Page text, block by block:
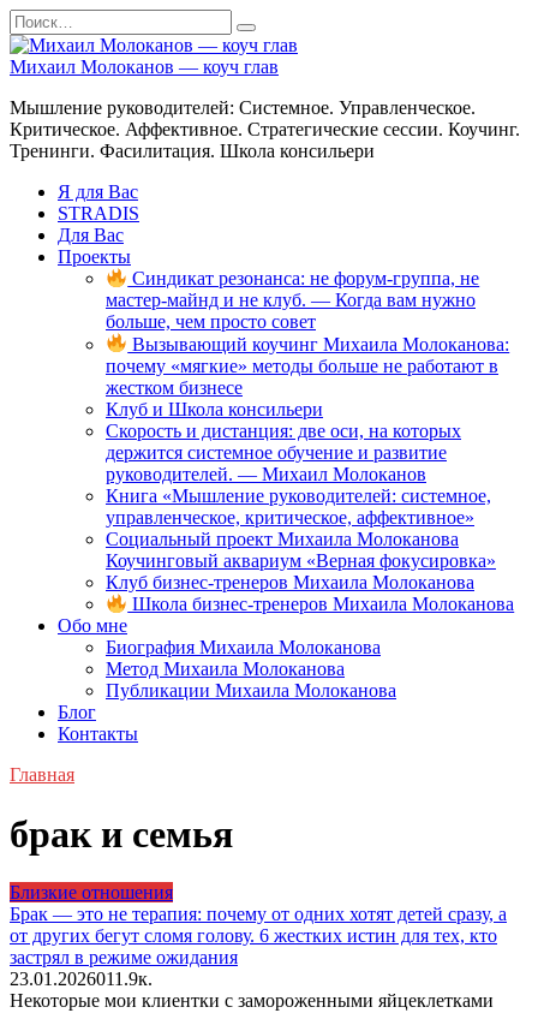
Перейти
к
содержанию
Search
for:
Михаил Молоканов — коуч глав
Мышление руководителей: Системное. Управленческое.
Критическое. Аффективное. Стратегические сессии. Коучинг.
Тренинги. Фасилитация. Школа консильери
Я для Вас
STRADIS
Для Вас
Проекты
Синдикат резонанса: не форум-группа, не
мастер-майнд и не клуб. — Когда вам нужно
больше, чем просто совет
Вызывающий коучинг Михаила Молоканова:
почему «мягкие» методы больше не работают в
жестком бизнесе
Клуб и Школа консильери
Скорость и дистанция: две оси, на которых
держится системное обучение и развитие
руководителей. — Михаил Молоканов
Книга «Мышление руководителей: системное,
управленческое, критическое, аффективное»
Социальный проект Михаила Молоканова
Коучинговый аквариум «Верная фокусировка»
Клуб бизнес-тренеров Михаила Молоканова
Школа бизнес-тренеров Михаила Молоканова
Обо мне
Биография Михаила Молоканова
Метод Михаила Молоканова
Публикации Михаила Молоканова
Блог
Контакты
Главная
брак и семья
Близкие отношения
Брак — это не терапия: почему от одних хотят детей сразу, а
от других бегут сломя голову. 6 жестких истин для тех, кто
застрял в режиме ожидания
23.01.2026011.9к.
Некоторые мои клиентки с замороженными яйцеклетками